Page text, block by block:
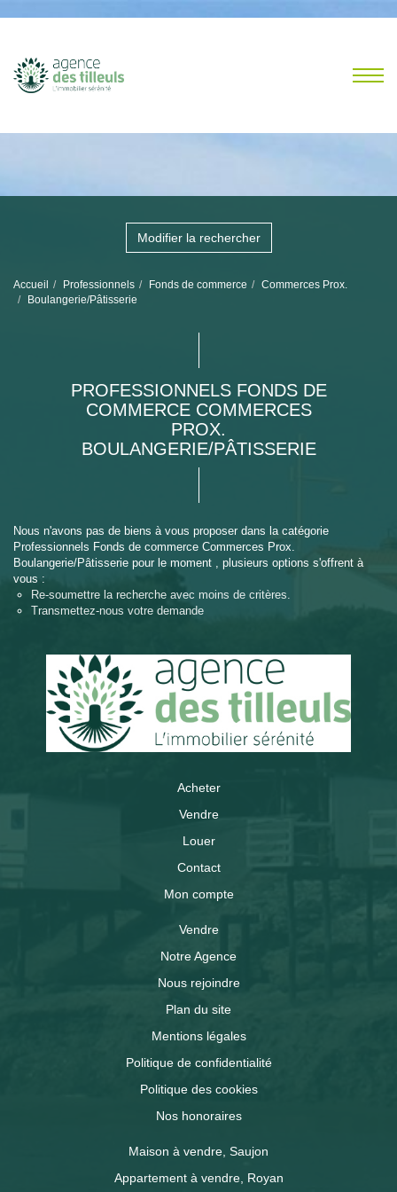
Modifier la rechercher
Accueil Professionnels Fonds de commerce
Commerces Prox.
Boulangerie/Pâtisserie
PROFESSIONNELS FONDS DE
COMMERCE COMMERCES
PROX.
BOULANGERIE/PÂTISSERIE
Nous n'avons pas de biens à vous proposer dans la catégorie
Professionnels Fonds de commerce Commerces Prox.
Boulangerie/Pâtisserie pour le moment , plusieurs options s'offrent à
vous :
Re-soumettre la recherche avec moins de critères.
Transmettez-nous votre demande
Acheter
Vendre
Louer
Contact
Mon compte
Vendre
Notre Agence
Nous rejoindre
Plan du site
Mentions légales
Politique de confidentialité
Politique des cookies
Nos honoraires
Maison à vendre, Saujon
Appartement à vendre, Royan